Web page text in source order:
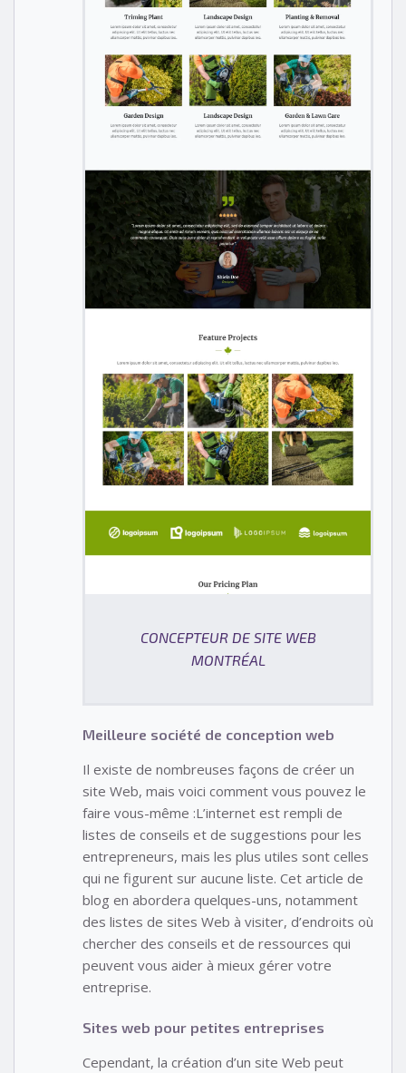
CONCEPTEUR DE SITE WEB
MONTRÉAL
Meilleure société de conception web
Il existe de nombreuses façons de créer un
site Web, mais voici comment vous pouvez le
faire vous-même :L’internet est rempli de
listes de conseils et de suggestions pour les
entrepreneurs, mais les plus utiles sont celles
qui ne figurent sur aucune liste. Cet article de
blog en abordera quelques-uns, notamment
des listes de sites Web à visiter, d’endroits où
chercher des conseils et de ressources qui
peuvent vous aider à mieux gérer votre
entreprise.
Sites web pour petites entreprises
Cependant, la création d’un site Web peut